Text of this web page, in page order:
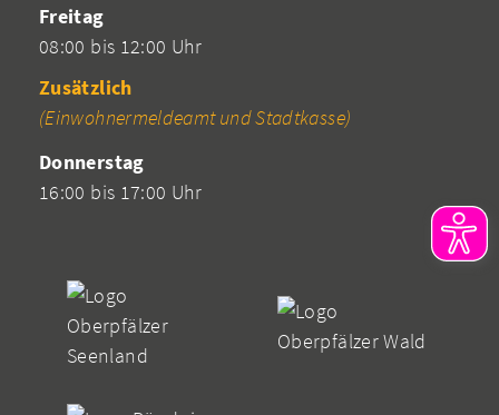
Freitag
08:00 bis 12:00 Uhr
Zusätzlich
(Einwohnermeldeamt und Stadtkasse)
Donnerstag
16:00 bis 17:00 Uhr